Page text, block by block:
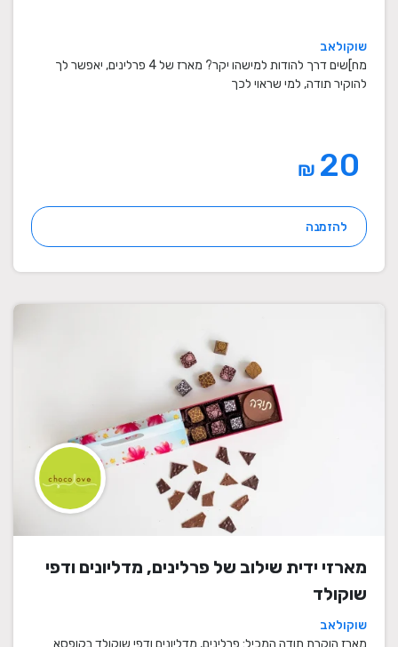
שוקולאב
מח]שים דרך להודות למישהו יקר? מארז של 4 פרלינים, יאפשר לך
להוקיר תודה, למי שראוי לכך
₪
להזמנה
מארזי ידית שילוב של פרלינים, מדליונים ודפי
שוקולד
שוקולאב
מארז הוקרת תודה המכיל: פרלינים, מדליונים ודפי שוקולד בקופסא